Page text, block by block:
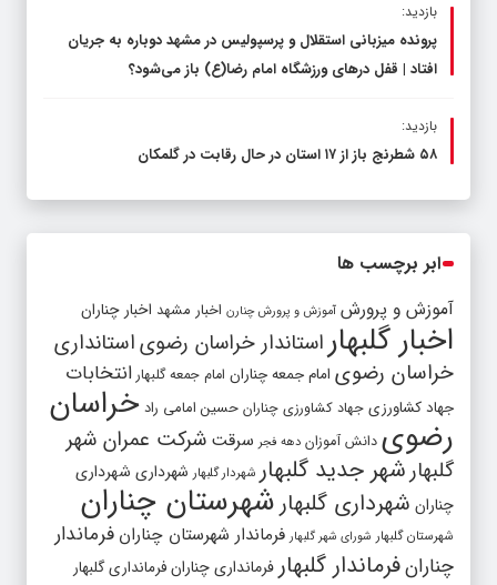
بازدید:
پرونده میزبانی استقلال و پرسپولیس در مشهد دوباره به جریان
افتاد | قفل در‌های ورزشگاه امام رضا(ع) باز می‌شود؟
بازدید:
۵۸ شطرنج‌ باز از ۱۷ استان در حال رقابت در گلمکان
ابر برچسب ها
آموزش و پرورش آموزش و پرورش چنارن اخبار مشهد اخبار چناران
اخبار گلبهار استاندار خراسان رضویاستانداری
خراسان رضوی امام جمعه چناران امام جمعه گلبهار انتخابات
جهاد کشاورزی جهاد کشاورزی چناران حسین امامی راد خراسان
رضوی دانش آموزان دهه فجر سرقت شرکت عمران شهر
گلبهارشهر جدید گلبهار شهردار گلبهار شهرداری شهرداری
چناران شهرداری گلبهار شهرستان چناران
شهرستان گلبهار شورای شهر گلبهار فرماندار شهرستان چناران فرماندار
چنارانفرماندار گلبهار فرمانداری چنارانفرمانداری گلبهار